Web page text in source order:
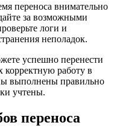
переноса внимательно
за возможными
логи и
неполадок.
успешно перенести
корректную работу в
выполнены правильно
учтены.
переноса